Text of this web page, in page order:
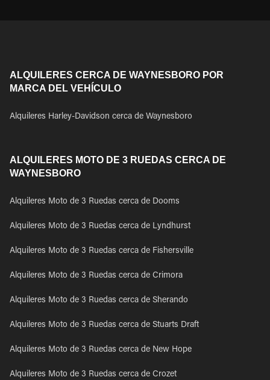
ALQUILERES CERCA DE WAYNESBORO POR
MARCA DEL VEHÍCULO
Alquileres Harley-Davidson cerca de Waynesboro
ALQUILERES MOTO DE 3 RUEDAS CERCA DE
WAYNESBORO
Alquileres Moto de 3 Ruedas cerca de Dooms
Alquileres Moto de 3 Ruedas cerca de Lyndhurst
Alquileres Moto de 3 Ruedas cerca de Fishersville
Alquileres Moto de 3 Ruedas cerca de Crimora
Alquileres Moto de 3 Ruedas cerca de Sherando
Alquileres Moto de 3 Ruedas cerca de Stuarts Draft
Alquileres Moto de 3 Ruedas cerca de New Hope
Alquileres Moto de 3 Ruedas cerca de Crozet